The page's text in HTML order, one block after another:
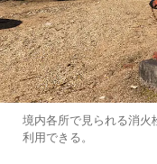
境内各所で見られる消火
利用できる。